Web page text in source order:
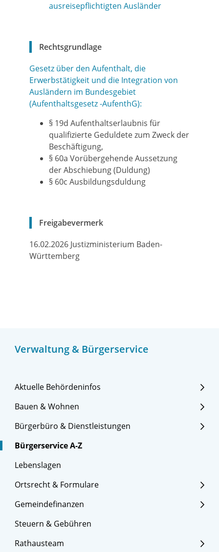
Verwaltung & Bürgerservice
Aktuelle Behördeninfos
Bauen & Wohnen
Bürgerbüro & Dienstleistungen
Bürgerservice A-Z
Lebenslagen
Ortsrecht & Formulare
Gemeindefinanzen
Steuern & Gebühren
Rathausteam
ausreisepflichtigten Ausländer
Rechtsgrundlage
Gesetz über den Aufenthalt, die
Erwerbstätigkeit und die Integration von
Ausländern im Bundesgebiet
(Aufenthaltsgesetz -AufenthG):
§ 19d Aufenthaltserlaubnis für
qualifizierte Geduldete zum Zweck der
Beschäftigung,
§ 60a Vorübergehende Aussetzung
der Abschiebung (Duldung)
§ 60c Ausbildungsduldung
Freigabevermerk
16.02.2026 Justizministerium Baden-
Württemberg